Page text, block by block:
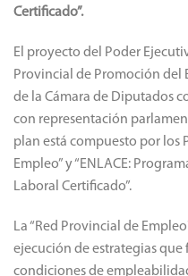
Certificado”.
El proyecto del Poder
Provincial de Promoción del
de la Cámara de Diputados
con representación
plan está compuesto por los
Empleo” y “ENLACE:
Laboral Certificado”.
La “Red Provincial de
ejecución de estrategias
condiciones de